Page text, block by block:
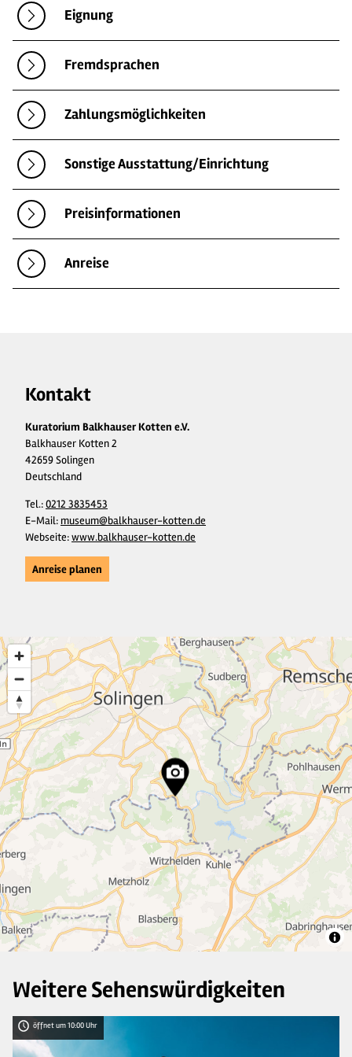
Eignung
Fremdsprachen
Zahlungsmöglichkeiten
Sonstige Ausstattung/Einrichtung
Preisinformationen
Anreise
Kontakt
Kuratorium Balkhauser Kotten e.V.
Balkhauser Kotten 2
42659 Solingen
Deutschland
Tel.:0212 3835453
E-Mail: museum@balkhauser-kotten.de
Webseite:www.balkhauser-kotten.de
Anreise planen
2
8
9
39
5
Weitere Sehenswürdigkeiten
öffnet um 10:00 Uhr